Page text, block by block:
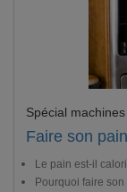
Spécial
Faire son
Le pain est-il
Pourquoi faire